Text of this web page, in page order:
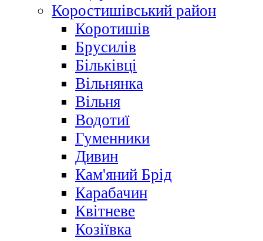
Коростишівський район
Коротишів
Брусилів
Більківці
Вільнянка
Вільня
Водотиї
Гуменники
Дивин
Кам'яний Брід
Карабачин
Квітневе
Козіївка